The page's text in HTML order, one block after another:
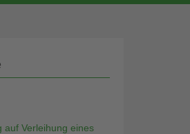
auf Verleihung eines